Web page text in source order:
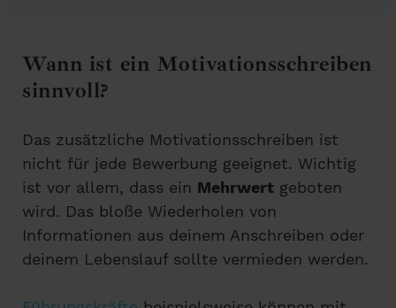
Wann ist ein Motivationsschreiben
sinnvoll?
Das zusätzliche Motivationsschreiben ist
nicht für jede Bewerbung geeignet. Wichtig
ist vor allem, dass ein Mehrwert geboten
wird. Das bloße Wiederholen von
Informationen aus deinem Anschreiben oder
deinem Lebenslauf sollte vermieden werden.